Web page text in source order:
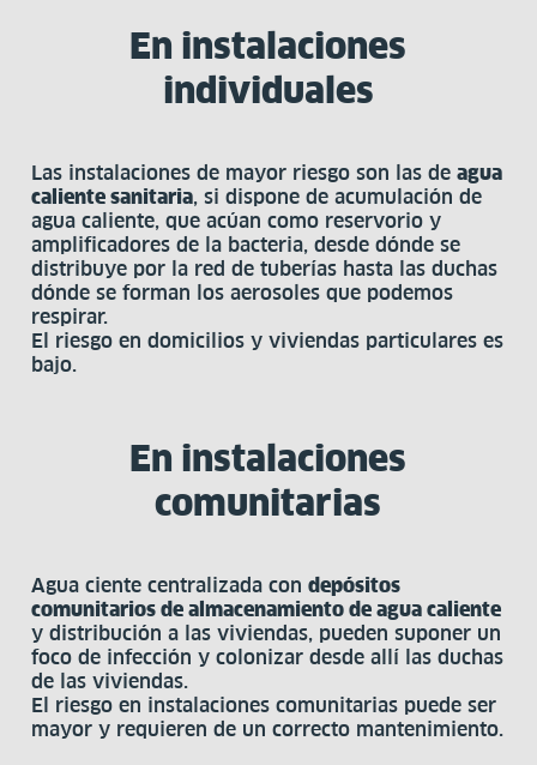
En instalaciones
individuales
Las instalaciones de mayor riesgo son las deagua
caliente sanitaria, si dispone de acumulación de
agua caliente, que acúan como reservorio y
amplificadores de la bacteria, desde dónde se
distribuye por la red de tuberías hasta las duchas
dónde se forman los aerosoles que podemos
respirar.
El riesgo en domicilios y viviendas particulares es
bajo.
En instalaciones
comunitarias
Agua ciente centralizada condepósitos
comunitarios de almacenamiento de agua caliente
y distribución a las viviendas, pueden suponer un
foco de infección y colonizar desde allí las duchas
de las viviendas.
El riesgo en instalaciones comunitarias puede ser
mayor y requieren de un correcto mantenimiento.